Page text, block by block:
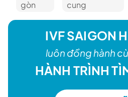
gòn cung
IVF SAIGON
luôn đồng hành
HÀNH TRÌNH